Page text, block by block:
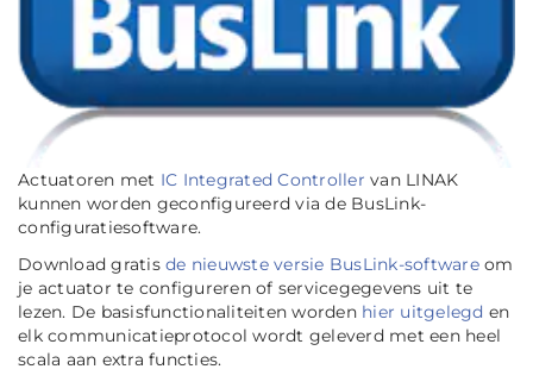
Actuatoren met IC Integrated Controller van LINAK
kunnen worden geconfigureerd via de BusLink-
configuratiesoftware.
Download gratis de nieuwste versie BusLink-softwareom
je actuator te configureren of servicegegevens uit te
lezen. De basisfunctionaliteiten worden hier uitgelegd en
elk communicatieprotocol wordt geleverd met een heel
scala aan extra functies.